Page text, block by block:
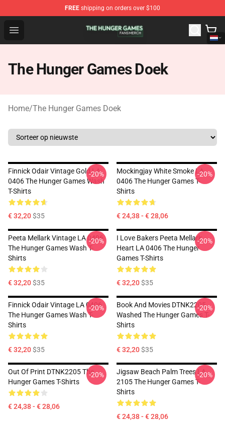
FREE shipping on orders over $100
Open menu
The Hunger Games Shop - Official The Hunger Games
The Hunger Games Doek
Home/The Hunger Games Doek
Finnick Odair Vintage Gold LA
0406 The Hunger Games Wash
T-Shirts
€ 32,20$35
-20%
Mockingjay White Smoke LA
0406 The Hunger Games T-
Shirts
€ 24,38 - € 28,06
-20%
Peeta Mellark Vintage LA 0406
The Hunger Games Wash T-
Shirts
€ 32,20$35
-20%
I Love Bakers Peeta Mellark
Heart LA 0406 The Hunger
Games T-Shirts
€ 32,20$35
-20%
Finnick Odair Vintage LA 0406
The Hunger Games Wash T-
Shirts
€ 32,20$35
-20%
Book And Movies DTNK2205
Washed The Hunger Games T-
Shirts
€ 32,20$35
-20%
Out Of Print DTNK2205 The
Hunger Games T-Shirts
€ 24,38 - € 28,06
-20%
Jigsaw Beach Palm Trees LA
2105 The Hunger Games T-
Shirts
€ 24,38 - € 28,06
-20%